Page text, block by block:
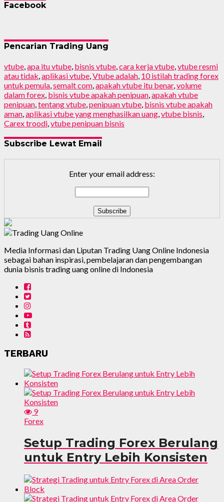
Facebook
Pencarian Trading Uang
vtube,apa itu vtube, bisnis vtube,cara kerja vtube,vtube resmi
atau tidak,aplikasi vtube,Vtube adalah, 10 istilah trading forex
untuk pemula,semalt com,apakah vtube itu benar,volume
dalam forex, bisnis vtube apakah penipuan,apakah vtube
penipuan,tentang vtube,penipuan vtube, bisnis vtube apakah
aman,aplikasi vtube yang menghasilkan uang,vtube bisnis,
Carex troodi,vtube penipuan bisnis
Subscribe Lewat Email
Enter your email address:
Media Informasi dan Liputan Trading Uang Online Indonesia
sebagai bahan inspirasi, pembelajaran dan pengembangan
dunia bisnis trading uang online di Indonesia
TERBARU
9
Forex
Setup Trading Forex Berulang
untuk Entry Lebih Konsisten